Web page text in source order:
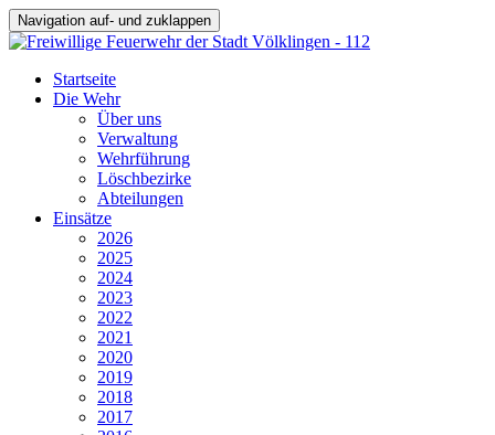
Navigation auf- und zuklappen
Startseite
Die Wehr
Über uns
Verwaltung
Wehrführung
Löschbezirke
Abteilungen
Einsätze
2026
2025
2024
2023
2022
2021
2020
2019
2018
2017